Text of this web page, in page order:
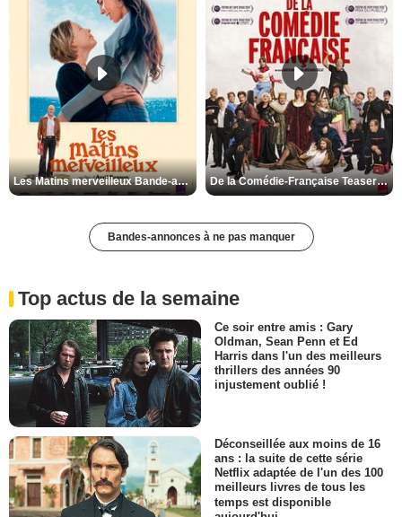
Les Matins merveilleux Bande-annonce VF De la Comédie-Française Teaser VF
Bandes-annonces à ne pas manquer
Top actus de la semaine
Ce soir entre amis : Gary
Oldman, Sean Penn et Ed
Harris dans l'un des meilleurs
thrillers des années 90
injustement oublié !
Déconseillée aux moins de 16
ans : la suite de cette série
Netflix adaptée de l'un des 100
meilleurs livres de tous les
temps est disponible